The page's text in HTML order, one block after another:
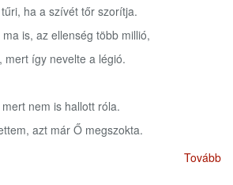
ha a szívét tőr szorítja.
is, az ellenség több millió,
mert így nevelte a légió.
nem is hallott róla.
azt már Ő megszokta.
Tovább